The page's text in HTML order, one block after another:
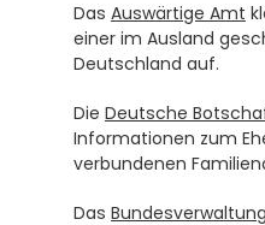
Das Auswärtige Amt
einer im Ausland
Deutschland auf.
Die Deutsche
Informationen zum
verbundenen
Das